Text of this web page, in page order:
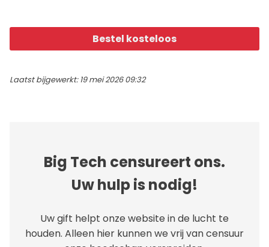
Bestel kosteloos
Laatst bijgewerkt: 19 mei 2026 09:32
Big Tech censureert ons.
Uw hulp is nodig!
Uw gift helpt onze website in de lucht te
houden. Alleen hier kunnen we vrij van censuur